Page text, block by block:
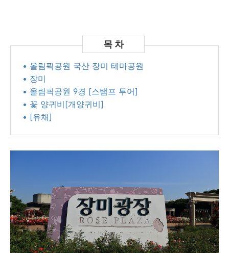
• 올림픽공원 국산 장미 테마공원
• 장미
• 올림픽공원 9경 [스탬프 투어]
• 꽃 양귀비[개양귀비]
• [유채]